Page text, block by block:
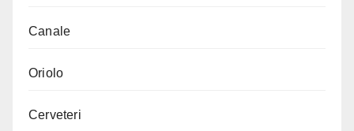
Canale
Oriolo
Cerveteri